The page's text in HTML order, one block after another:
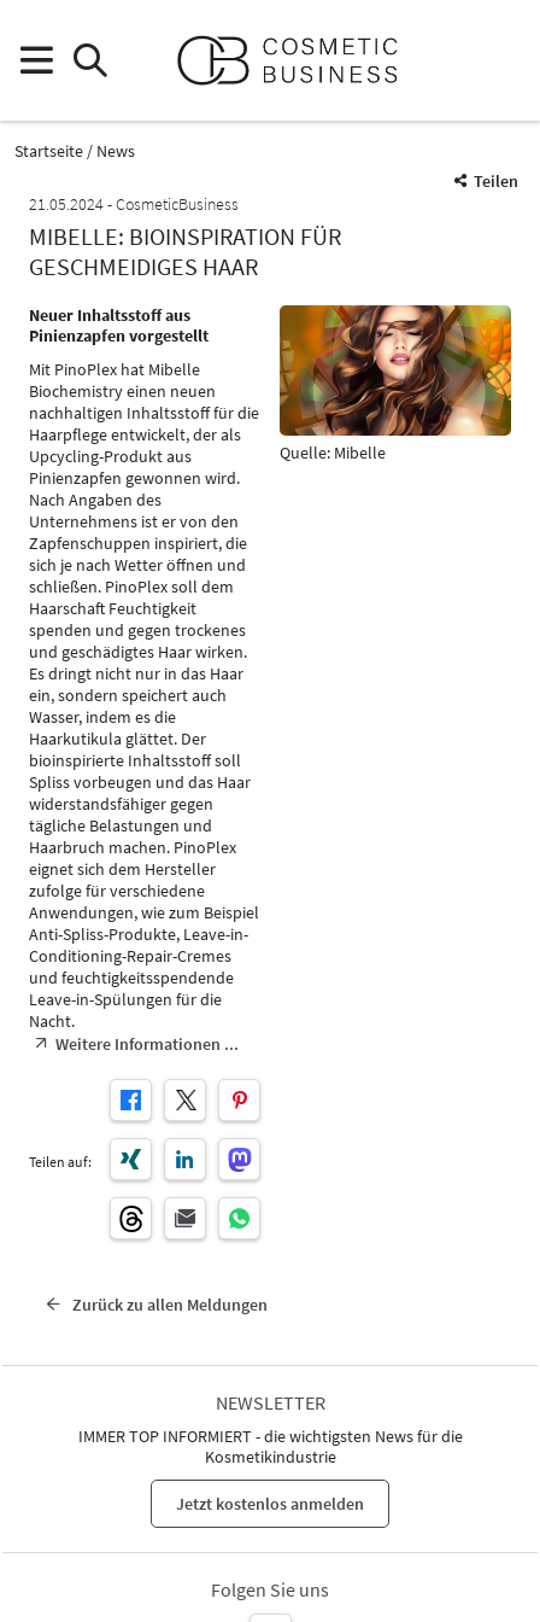
Startseite
News
Teilen
21.05.2024 CosmeticBusiness
MIBELLE: BIOINSPIRATION FÜR
GESCHMEIDIGES HAAR
Neuer Inhaltsstoff aus
Pinienzapfen vorgestellt
Mit PinoPlex hat Mibelle
Biochemistry einen neuen
nachhaltigen Inhaltsstoff für die
Haarpflege entwickelt, der als
Upcycling-Produkt aus
Pinienzapfen gewonnen wird.
Nach Angaben des
Unternehmens ist er von den
Zapfenschuppen inspiriert, die
sich je nach Wetter öffnen und
schließen. PinoPlex soll dem
Haarschaft Feuchtigkeit
spenden und gegen trockenes
und geschädigtes Haar wirken.
Es dringt nicht nur in das Haar
ein, sondern speichert auch
Wasser, indem es die
Haarkutikula glättet. Der
bioinspirierte Inhaltsstoff soll
Spliss vorbeugen und das Haar
widerstandsfähiger gegen
tägliche Belastungen und
Haarbruch machen. PinoPlex
eignet sich dem Hersteller
zufolge für verschiedene
Anwendungen, wie zum Beispiel
Anti-Spliss-Produkte, Leave-in-
Conditioning-Repair-Cremes
und feuchtigkeitsspendende
Leave-in-Spülungen für die
Nacht.
Weitere Informationen ...
Teilen auf:
Quelle: Mibelle
Zurück zu allen Meldungen
NEWSLETTER
IMMER TOP INFORMIERT - die wichtigsten News für die
Kosmetikindustrie
Jetzt kostenlos anmelden
Folgen Sie uns